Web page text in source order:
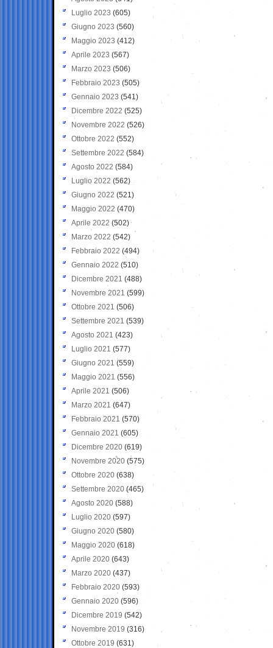
Luglio 2023 (605)
Giugno 2023 (560)
Maggio 2023 (412)
Aprile 2023 (567)
Marzo 2023 (506)
Febbraio 2023 (505)
Gennaio 2023 (541)
Dicembre 2022 (525)
Novembre 2022 (526)
Ottobre 2022 (552)
Settembre 2022 (584)
Agosto 2022 (584)
Luglio 2022 (562)
Giugno 2022 (521)
Maggio 2022 (470)
Aprile 2022 (502)
Marzo 2022 (542)
Febbraio 2022 (494)
Gennaio 2022 (510)
Dicembre 2021 (488)
Novembre 2021 (599)
Ottobre 2021 (506)
Settembre 2021 (539)
Agosto 2021 (423)
Luglio 2021 (577)
Giugno 2021(559)
Maggio 2021 (556)
Aprile 2021 (506)
Marzo 2021 (647)
Febbraio 2021 (570)
Gennaio 2021 (605)
Dicembre 2020 (619)
Novembre 2020 (575)
Ottobre 2020 (638)
Settembre 2020(465)
Agosto 2020 (588)
Luglio 2020 (597)
Giugno 2020 (580)
Maggio 2020 (618)
Aprile 2020 (643)
Marzo 2020 (437)
Febbraio 2020 (593)
Gennaio 2020 (596)
Dicembre 2019 (542)
Novembre 2019 (316)
Ottobre 2019 (631)